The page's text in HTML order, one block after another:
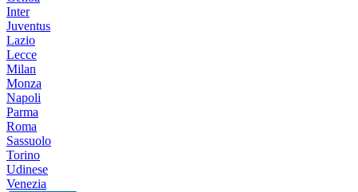
Inter
Juventus
Lazio
Lecce
Milan
Monza
Napoli
Parma
Roma
Sassuolo
Torino
Udinese
Venezia